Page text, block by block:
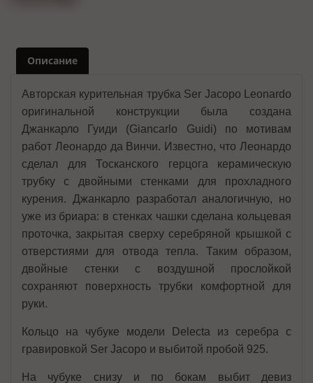
Описание
Авторская курительная трубка Ser Jacopo Leonardo
оригинальной конструкции была создана
Джанкарло Гуиди (Giancarlo Guidi) по мотивам
работ Леонардо да Винчи. Известно, что Леонардо
сделал для Тосканского герцога керамическую
трубку с двойными стенками для прохладного
курения. Джанкарло разработал аналогичную, но
уже из бриара: в стенках чашки сделана кольцевая
проточка, закрытая сверху серебряной крышкой с
отверстиями для отвода тепла. Таким образом,
двойные стенки с воздушной прослойкой
сохраняют поверхность трубки комфортной для
руки.
Кольцо на чубуке модели Delecta из серебра с
гравировкой Ser Jacopo и выбитой пробой 925.
На чубуке снизу и по бокам выбит девиз